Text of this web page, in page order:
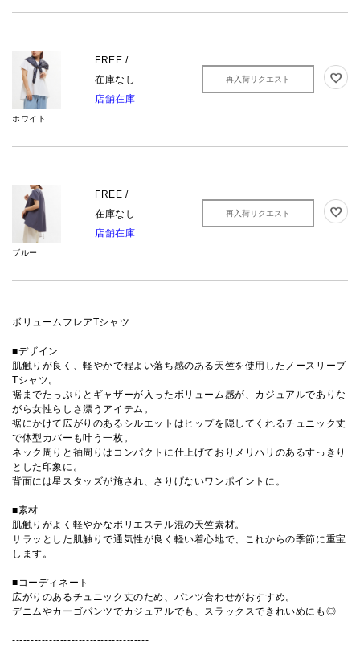
ホワイト
FREE /
在庫なし
店舗在庫
再入荷リクエスト
ブルー
FREE /
在庫なし
店舗在庫
再入荷リクエスト
ボリュームフレアTシャツ
■デザイン
肌触りが良く、軽やかで程よい落ち感のある天竺を使用したノースリーブ
Tシャツ。
裾までたっぷりとギャザーが入ったボリューム感が、カジュアルでありな
がら女性らしさ漂うアイテム。
裾にかけて広がりのあるシルエットはヒップを隠してくれるチュニック丈
で体型カバーも叶う一枚。
ネック周りと袖周りはコンパクトに仕上げておりメリハリのあるすっきり
とした印象に。
背面には星スタッズが施され、さりげないワンポイントに。
■素材
肌触りがよく軽やかなポリエステル混の天竺素材。
サラッとした肌触りで通気性が良く軽い着心地で、これからの季節に重宝
します。
■コーディネート
広がりのあるチュニック丈のため、パンツ合わせがおすすめ。
デニムやカーゴパンツでカジュアルでも、スラックスできれいめにも◎
-------------------------------------